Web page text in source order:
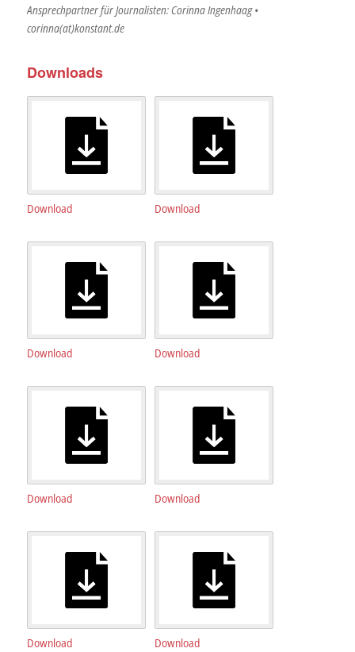
Ansprechpartner für Journalisten: Corinna Ingenhaag •
corinna(at)konstant.de
Downloads
Download Download
Download Download
Download Download
Download Download